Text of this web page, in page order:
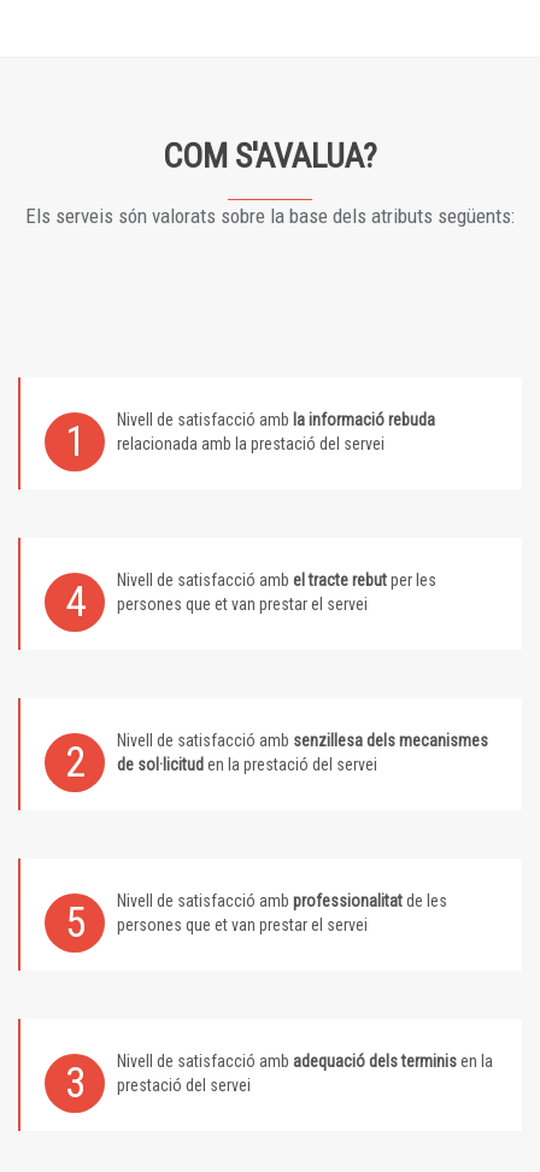
COM S'AVALUA?
Els serveis són valorats sobre la base dels atributs següents:
1 Nivell de satisfacció amb la informació rebuda
relacionada amb la prestació del servei
4 Nivell de satisfacció amb el tracte rebutper les
persones que et van prestar el servei
2 Nivell de satisfacció amb senzillesa dels mecanismes
de sol·licitud en la prestació del servei
5 Nivell de satisfacció amb professionalitatde les
persones que et van prestar el servei
3 Nivell de satisfacció amb adequació dels terminisen la
prestació del servei